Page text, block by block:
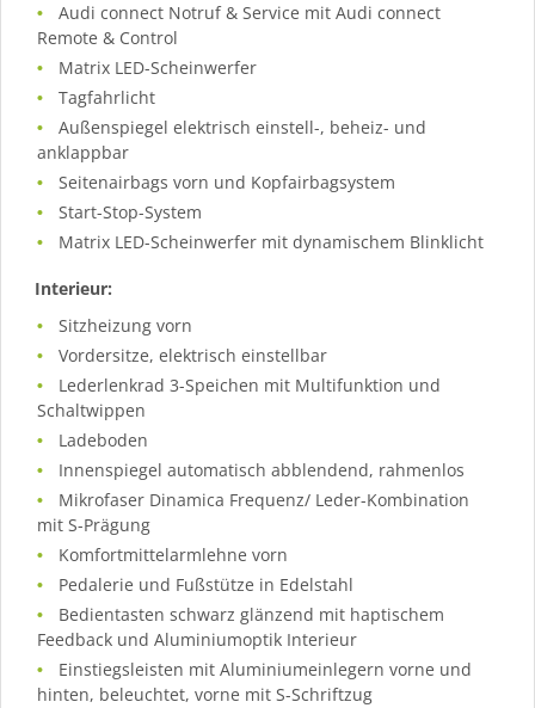
Audi connect Notruf & Service mit Audi connect
Remote & Control
Matrix LED-Scheinwerfer
Tagfahrlicht
Außenspiegel elektrisch einstell-, beheiz- und
anklappbar
Seitenairbags vorn und Kopfairbagsystem
Start-Stop-System
Matrix LED-Scheinwerfer mit dynamischem Blinklicht
Interieur:
Sitzheizung vorn
Vordersitze, elektrisch einstellbar
Lederlenkrad 3-Speichen mit Multifunktion und
Schaltwippen
Ladeboden
Innenspiegel automatisch abblendend, rahmenlos
Mikrofaser Dinamica Frequenz/ Leder-Kombination
mit S-Prägung
Komfortmittelarmlehne vorn
Pedalerie und Fußstütze in Edelstahl
Bedientasten schwarz glänzend mit haptischem
Feedback und Aluminiumoptik Interieur
Einstiegsleisten mit Aluminiumeinlegern vorne und
hinten, beleuchtet, vorne mit S-Schriftzug